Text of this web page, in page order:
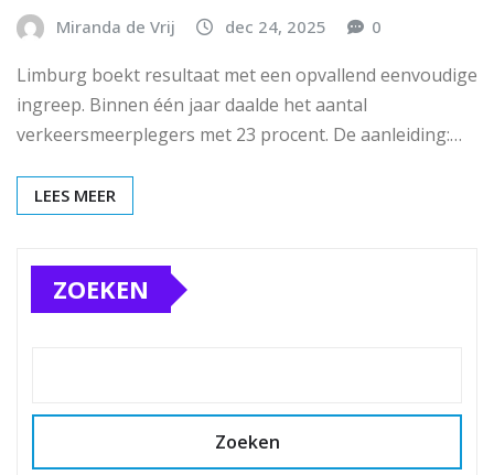
Miranda de Vrij dec 24, 2025 0
Limburg boekt resultaat met een opvallend eenvoudige
ingreep. Binnen één jaar daalde het aantal
verkeersmeerplegers met 23 procent. De aanleiding:…
LEES MEER
ZOEKEN
Zoeken